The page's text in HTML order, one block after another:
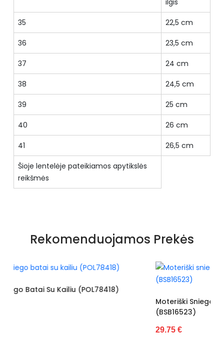
ilgis
35 22,5 cm
36 23,5 cm
37 24 cm
38 24,5 cm
39 25 cm
40 26 cm
41 26,5 cm
Šioje lentelėje pateikiamos apytikslės
reikšmės
Nauja
Kulno aukštis 3cm - 5cm
Kulno tipas be kulno
Rekomenduojamos Prekės
Moteriški Sniego Batai Big Star Smėlio